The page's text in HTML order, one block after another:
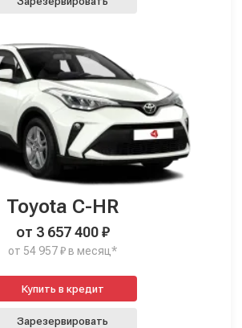
Toyota C-HR
от 3 657 400 ₽
от 54 957 ₽ в месяц*
Купить в кредит
Зарезервировать